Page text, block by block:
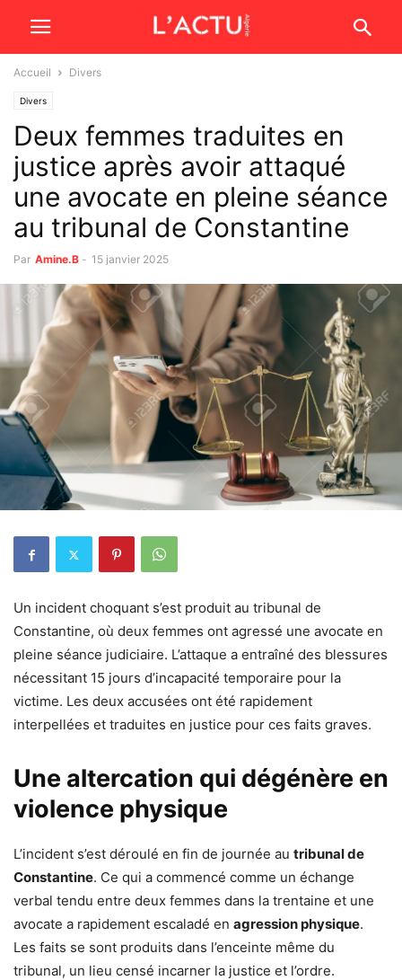
Accueil Divers
Divers
Deux femmes traduites en
justice après avoir attaqué
une avocate en pleine séance
au tribunal de Constantine
Par Amine.B - 15 janvier 2025
Un incident choquant s’est produit au tribunal de
Constantine, où deux femmes ont agressé une avocate en
pleine séance judiciaire. L’attaque a entraîné des blessures
nécessitant 15 jours d’incapacité temporaire pour la
victime. Les deux accusées ont été rapidement
interpellées et traduites en justice pour ces faits graves.
Une altercation qui dégénère en
violence physique
L’incident s’est déroulé en fin de journée au tribunal de
Constantine. Ce qui a commencé comme un échange
verbal tendu entre deux femmes dans la trentaine et une
avocate a rapidement escaladé en agression physique.
Les faits se sont produits dans l’enceinte même du
tribunal, un lieu censé incarner la justice et l’ordre.